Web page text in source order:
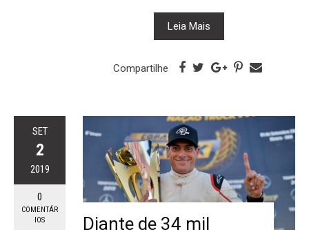
Leia Mais
Compartilhe
SET
2
2019
0
COMENTÁR
IOS
Diante de 34 mil